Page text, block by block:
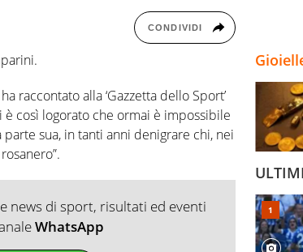
CONDIVIDI
raccontato alla ‘Gazzetta dello Sport’
è così logorato che ormai è impossibile
sua, in tanti anni denigrare chi, nei
news di sport, risultati ed eventi
WhatsApp